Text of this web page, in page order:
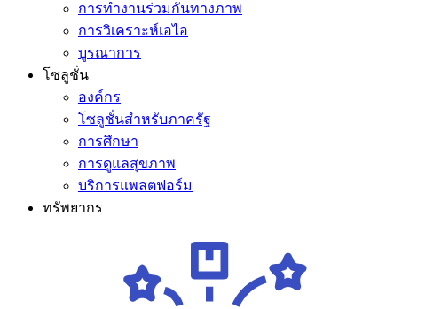
การทำงานร่วมกันทางภาพ
การวิเคราะห์เอไอ
บูรณาการ
โซลูชั่น
องค์กร
โซลูชั่นสำหรับภาครัฐ
การศึกษา
การดูแลสุขภาพ
บริการแพลตฟอร์ม
ทรัพยากร